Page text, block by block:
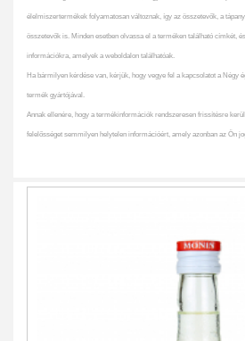
élelmiszertermékek folyamatosan változnak, így az összetevők, a
összetevők is. Minden esetben olvassa el a terméken található címkét,
információkra, amelyek a weboldalon találhatóak.
Ha bármilyen kérdése van, kérjük, hogy vegye fel a kapcsolatot a Négy
termék gyártójával.
Annak ellenére, hogy a termékinformációk rendszeresen frissítésre
felelősséget semmilyen helytelen információért, amely azonban az Ön